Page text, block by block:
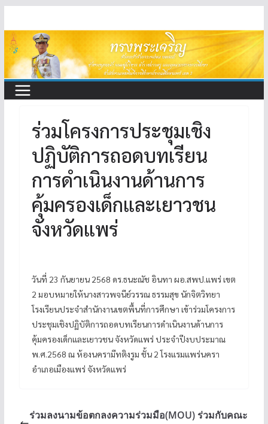
to
content
ร่วมโครงการประชุมเชิง
ปฏิบัติการถอดบทเรียน
การดำเนินงานด้านการ
คุ้มครองเด็กและเยาวชน
จังหวัดแพร่
วันที่ 23 กันยายน 2568 ดร.ธนะณัช อินทา ผอ.สพป.แพร่ เขต
2 มอบหมายให้นางสาวพจนีย์วรรณ ธรรมสุข นักจิตวิทยา
โรงเรียนประจำสำนักงานเขตพื้นที่การศึกษา เข้าร่วมโครงการ
ประชุมเชิงปฏิบัติการถอดบทเรียนการดำเนินงานด้านการ
คุ้มครองเด็กและเยาวชน จังหวัดแพร่ ประจำปีงบประมาณ
พ.ศ.2568 ณ ห้องนครามีทติงรูม ชั้น 2 โรงแรมแพร่นครา
อำเภอเมืองแพร่ จังหวัดแพร่
ร่วมลงนามข้อตกลงความร่วมมือ(MOU) ร่วมกับคณะ